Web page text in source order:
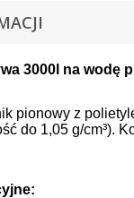
3000l na wodę
pionowy z
do 1,05 g/cm³).